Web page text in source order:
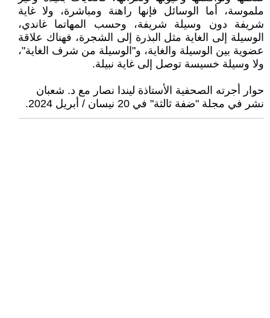
ملموسة، أما الوسائل فإنها راهنة ومباشرة، ولا غاية
شريفة دون وسيلة شريفة، وحسب المهاتما غاندي،
الوسيلة إلى الغاية مثل البذرة إلى الشجرة، فهناك علاقة
عضوية بين الوسيلة والغاية، و"الوسيلة من شرف الغاية"،
ولا وسيلة خسيسة توصل إلى غاية نبيلة.
حوار أجرته الصحفية الأستاذة ليندا نصار مع د. شعبان
نشر في مجلة "ضفة ثالثة" في 20 نيسان / أبريل 2024.